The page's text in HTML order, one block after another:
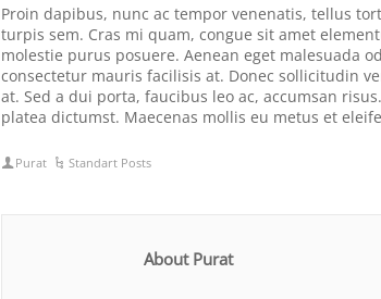
Proin dapibus, nunc ac tempor venenatis, tellus
turpis sem. Cras mi quam, congue sit amet
molestie purus posuere. Aenean eget malesuada
consectetur mauris facilisis at. Donec sollicitudin
at. Sed a dui porta, faucibus leo ac, accumsan
platea dictumst. Maecenas mollis eu metus et
Purat Standart Posts
About Purat